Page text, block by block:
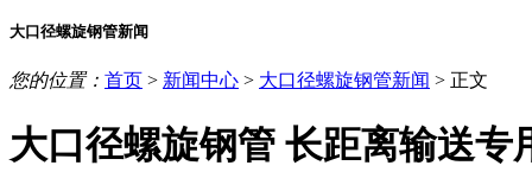
大口径螺旋钢管新闻
您的位置： 首页 > 新闻中心 > 大口径螺旋钢管新闻 > 正文
大口径螺旋钢管 长距离输送专